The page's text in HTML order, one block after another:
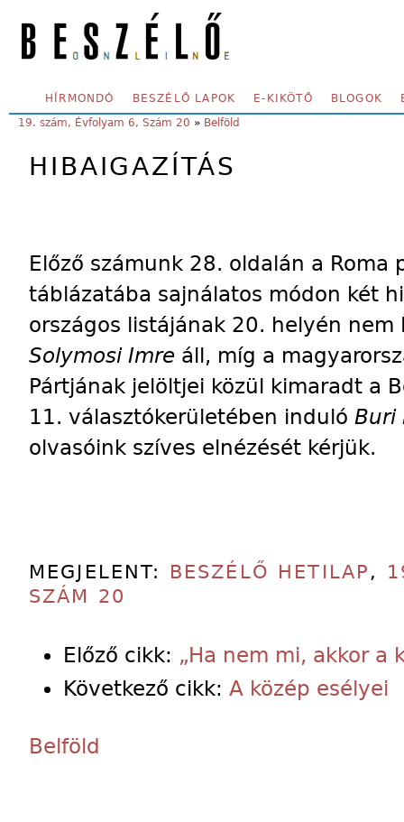
SECONDARY MENU
HÍRMONDÓ BESZÉLŐ LAPOK E-KIKÖTŐ BLOGOK
YOU ARE HERE:
19. szám, Évfolyam 6, Szám 20 » Belföld
HIBAIGAZÍTÁS
Előző számunk 28. oldalán a
táblázatába sajnálatos módon két
országos listájának 20. helyén nem
Solymosi Imre áll, míg a
Pártjának jelöltjei közül kimaradt a
11. választókerületében induló Buri
olvasóink szíves elnézését kérjük.
MEGJELENT: BESZÉLŐ HETILAP ,
SZÁM 20
Előző cikk: „Ha nem mi, akkor a
Következő cikk: A közép esélyei
Belföld